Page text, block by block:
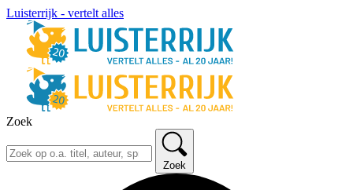
Luisterrijk - vertelt alles
Zoek
Zoek